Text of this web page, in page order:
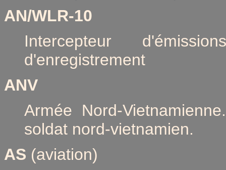
AN/WLR-10
Intercepteur
d'enregistrement
ANV
Armée Nord-
soldat nord-vietnamien.
AS (aviation)